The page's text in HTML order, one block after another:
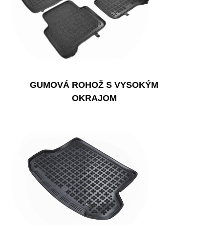
GUMOVÁ ROHOŽ S VYSOKÝM
OKRAJOM